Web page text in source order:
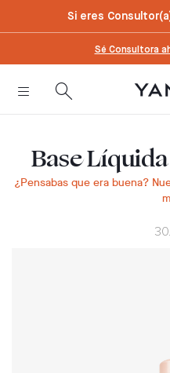
Si eres
Sé Consultora
Base
¿Pensabas que era buena?